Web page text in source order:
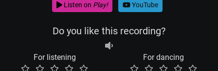
Listen on Play! YouTube
Do you like this recording?
For listening For dancing